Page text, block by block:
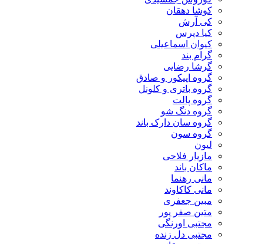
کوشا دهقان
کی آرش
کیا دپرس
کیوان اسماعیلی
گرام بند
گرشا رضایی
گروه اپیکور و صادق
گروه باتری و کلونل
گروه پالت
گروه دنگ شو
گروه سان دارک باند
گروه سون
لیون
مازیار فلاحی
ماکان باند
مانی رهنما
مانی کاکاوند
مبین جعفری
متین صفر پور
مجتبی اورنگی
مجتبی دل زنده